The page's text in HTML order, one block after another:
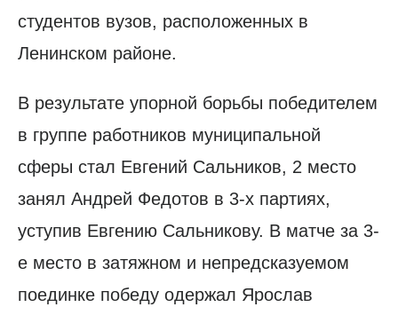
студентов вузов, расположенных в
Ленинском районе.
В результате упорной борьбы победителем
в группе работников муниципальной
сферы стал Евгений Сальников, 2 место
занял Андрей Федотов в 3-х партиях,
уступив Евгению Сальникову. В матче за 3-
е место в затяжном и непредсказуемом
поединке победу одержал Ярослав